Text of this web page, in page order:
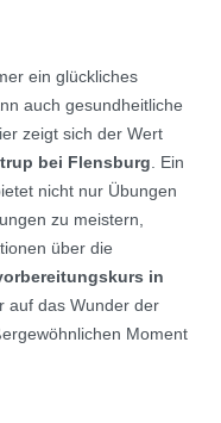
ein glückliches
auch gesundheitliche
zeigt sich der Wert
bei Flensburg. Ein
nicht nur Übungen
zu meistern,
über die
in
auf das Wunder der
Moment